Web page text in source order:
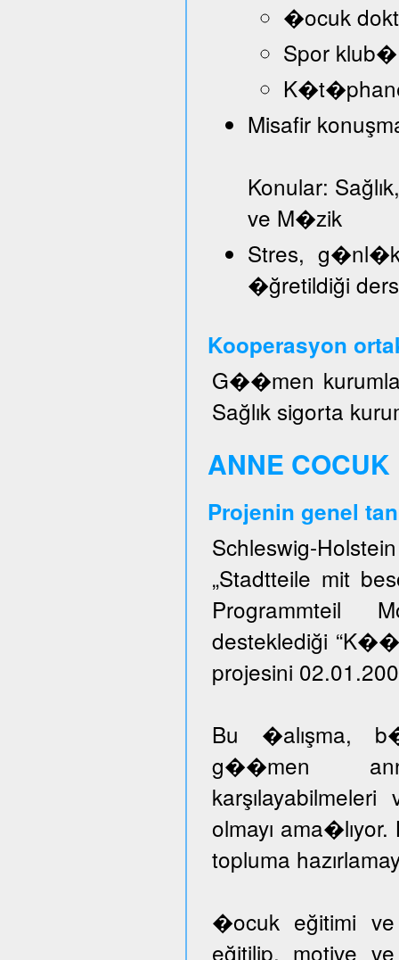
�ocuk
Spor klub�
Misafir
Konular:
ve M�zik
Stres, g�nl�k
�ğretildiği
Kooperasyon
G��men
Sağlık sigorta
ANNE COCUK
Projenin genel
Schleswig-
„Stadtteile mit
Programmteil
desteklediği
projesini
Bu �alışma,
g��men
olmayı
topluma
�ocuk eğitimi ve
eğitilip, motive